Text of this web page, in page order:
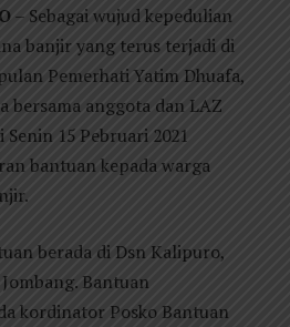
– Sebagai wujud kepedulian
banjir yang terus terjadi di
Pemerhati Yatim Dhuafa,
bersama anggota dan LAZ
15 Pebruari 2021
bantuan kepada warga
berada di Dsn Kalipuro,
Bantuan
kordinator Posko Bantuan